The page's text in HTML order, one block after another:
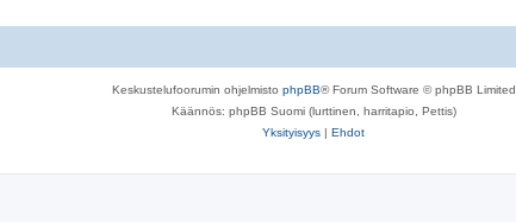
Keskustelufoorumin ohjelmisto phpBB® Forum Software © phpBB Limited
Käännös: phpBB Suomi (lurttinen, harritapio, Pettis)
Yksityisyys | Ehdot